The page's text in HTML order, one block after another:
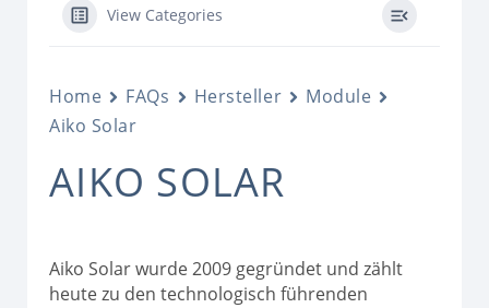
View Categories
Home FAQs Hersteller
Module
Aiko Solar
AIKO SOLAR
Aiko Solar wurde 2009 gegründet und zählt
heute zu den technologisch führenden